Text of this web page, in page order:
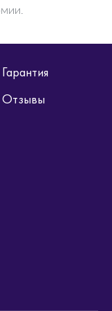
Гарантия
Отзывы